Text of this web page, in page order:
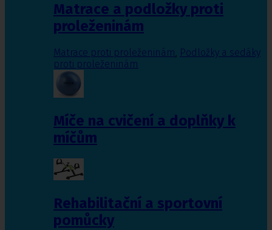
Matrace a podložky proti
proleženinám
Matrace proti proleženinám, Podložky a sedáky
proti proleženinám
Míče na cvičení a doplňky k
míčům
Rehabilitační a sportovní
pomůcky